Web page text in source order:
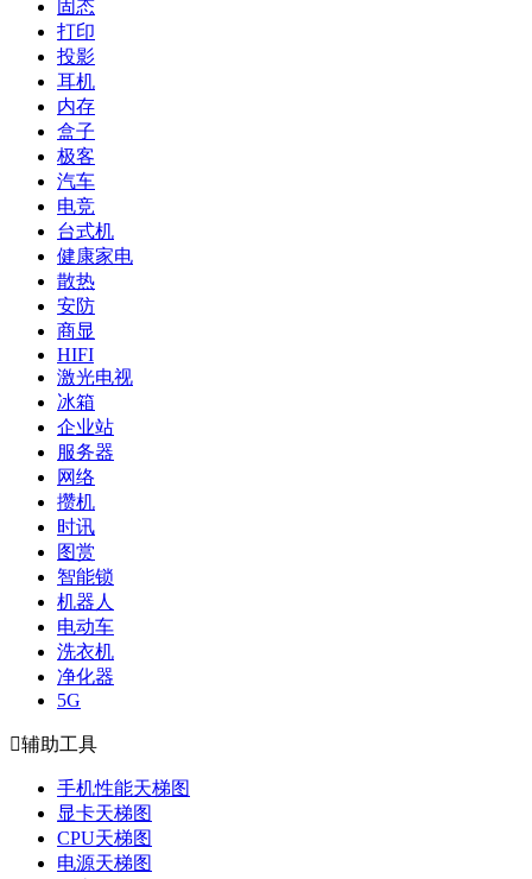
固态
打印
投影
耳机
内存
盒子
极客
汽车
电竞
台式机
健康家电
散热
安防
商显
HIFI
激光电视
冰箱
企业站
服务器
网络
攒机
时讯
图赏
智能锁
机器人
电动车
洗衣机
净化器
5G
辅助工具
手机性能天梯图
显卡天梯图
CPU天梯图
电源天梯图